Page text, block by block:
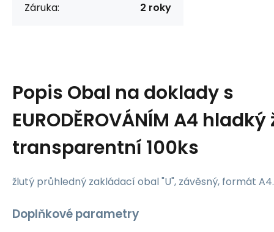
Záruka: 2 roky
Popis Obal na doklady s
EURODĚROVÁNÍM A4
transparentní 100ks
žlutý průhledný zakládací obal "U", závěsný, formát
Doplňkové parametry